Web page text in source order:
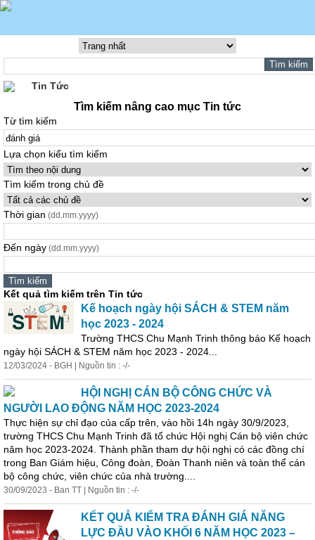
Tin Tức
Tìm kiếm nâng cao mục Tin tức
Từ tìm kiếm
Lựa chọn kiểu tìm kiếm
Tìm kiếm trong chủ đề
Thời gian (dd.mm.yyyy)
Đến ngày (dd.mm.yyyy)
Kết quả tìm kiếm trên Tin tức
Kế hoạch ngày hội SÁCH & STEM năm
học 2023 - 2024
Trường THCS Chu Mạnh Trinh thông báo Kế hoạch
ngày hội SÁCH & STEM năm học 2023 - 2024...
12/03/2024 - BGH | Nguồn tin : -/-
HỘI NGHỊ CÁN BỘ CÔNG CHỨC VÀ
NGƯỜI LAO ĐỘNG NĂM HỌC 2023-2024
Thực hiện sự chỉ đạo của cấp trên, vào hồi 14h ngày 30/9/2023,
trường THCS Chu Mạnh Trinh đã tổ chức Hội nghị Cán bộ viên chức
năm học 2023-2024. Thành phần tham dự hội nghị có các đồng chí
trong Ban Giám hiệu, Công đoàn, Đoàn Thanh niên và toàn thể cán
bộ công chức, viên chức của nhà trường....
30/09/2023 - Ban TT | Nguồn tin : -/-
KẾT QUẢ KIỂM TRA ĐÁNH GIÁ NĂNG
LỰC ĐẦU VÀO KHỐI 6 NĂM HỌC 2023 –